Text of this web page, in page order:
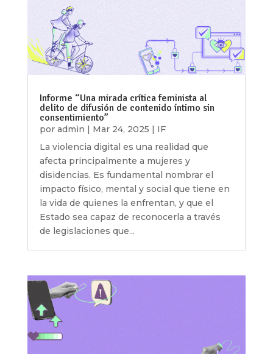
Informe “Una mirada crítica feminista al
delito de difusión de contenido íntimo sin
consentimiento”
por admin | Mar 24, 2025 | IF
La violencia digital es una realidad que
afecta principalmente a mujeres y
disidencias. Es fundamental nombrar el
impacto físico, mental y social que tiene en
la vida de quienes la enfrentan, y que el
Estado sea capaz de reconocerla a través
de legislaciones que...